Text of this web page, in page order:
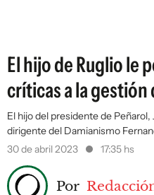
El hijo de Ruglio le
críticas a la gestión
El hijo del presidente de
dirigente del Damianismo
30 de abril 2023
17:35 hs
Por